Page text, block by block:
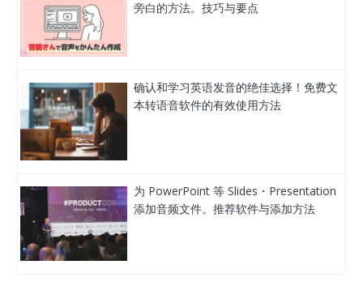
旁白的方法。技巧与要点
确认和学习英语发音的绝佳选择！免费文
本转语音软件的有效使用方法
为 PowerPoint 等 Slides・Presentation
添加音频文件。推荐软件与添加方法